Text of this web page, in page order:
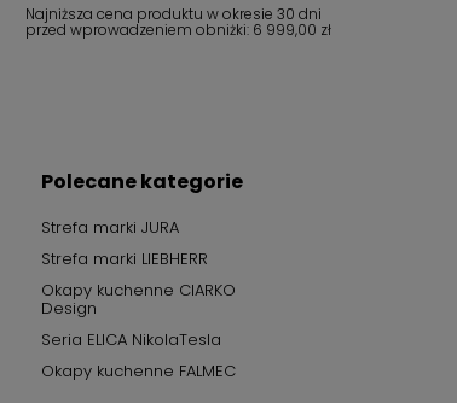
Najniższa cena produktu w okresie 30 dni
przed wprowadzeniem obniżki: 6 999,00 zł
Polecane kategorie
Strefa marki JURA
Strefa marki LIEBHERR
Okapy kuchenne CIARKO
Design
Seria ELICA NikolaTesla
Okapy kuchenne FALMEC